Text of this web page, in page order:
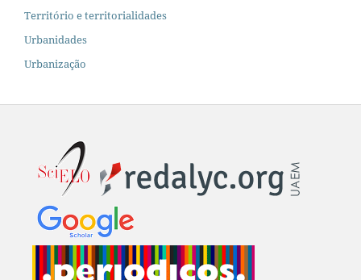
Território e territorialidades
Urbanidades
Urbanização